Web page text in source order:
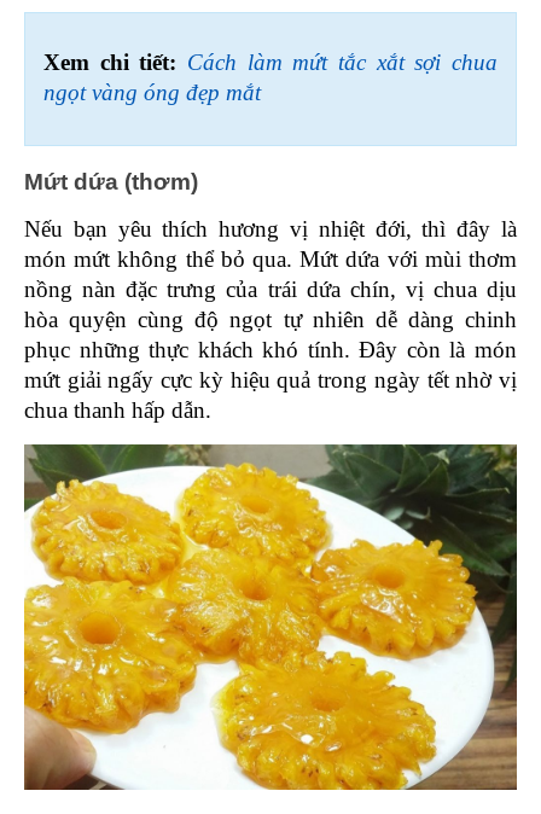
Xem chi tiết: Cách làm mứt tắc xắt sợi chua
ngọt vàng óng đẹp mắt
Mứt dứa (thơm)
Nếu bạn yêu thích hương vị nhiệt đới, thì đây là
món mứt không thể bỏ qua. Mứt dứa với mùi thơm
nồng nàn đặc trưng của trái dứa chín, vị chua dịu
hòa quyện cùng độ ngọt tự nhiên dễ dàng chinh
phục những thực khách khó tính. Đây còn là món
mứt giải ngấy cực kỳ hiệu quả trong ngày tết nhờ vị
chua thanh hấp dẫn.